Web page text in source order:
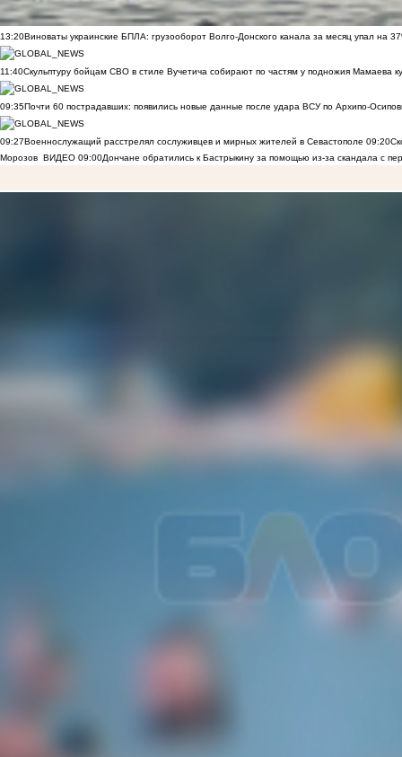
13:20Виноваты украинские БПЛА: грузооборот Волго-Донского канала за месяц упал на
11:40Скульптуру бойцам СВО в стиле Вучетича собирают по частям у подножия Мамаева
09:35Почти 60 пострадавших: появились новые данные после удара ВСУ по Архипо-
09:27Военнослужащий расстрелял сослуживцев и мирных жителей в Севастополе 09:20
Морозов ВИДЕО 09:00Дончане обратились к Бастрыкину за помощью из-за скандала с